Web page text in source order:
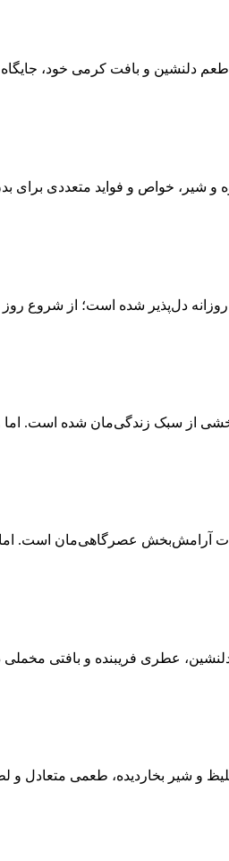
دلنشین و بافت کرمی خود، جایگاه
شیر، خواص و فواید متعددی برای
دل‌پذیر شده است؛ از شروع روز
از سبک زندگی‌مان شده است. اما
آرامش‌بخش عصرگاهی‌مان است. اما
عطری فریبنده و بافتی مخملی
و شیر بخار‌دیده، طعمی متعادل و